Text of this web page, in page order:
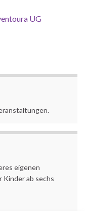
UG
eigenen
Kinder ab sechs